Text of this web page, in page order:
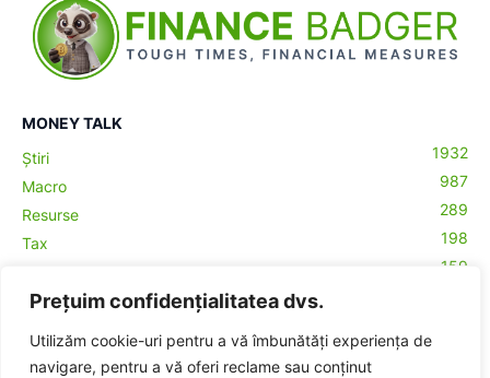
Prețuim confidențialitatea dvs.
Utilizăm cookie-uri pentru a vă îmbunătăți experiența de
navigare, pentru a vă oferi reclame sau conținut
MONEY TALK
Știri
1932
Macro
987
Resurse
289
Tax
198
159
Contabilitate
Crypto